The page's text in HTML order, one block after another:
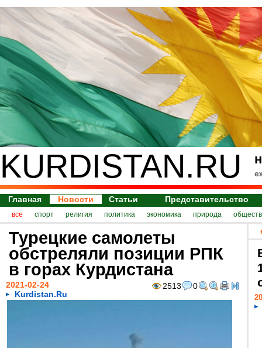
KURDISTAN.RU
Главная Новости Статьи Представительство
все спорт религия политика экономика природа
Турецкие самолеты
обстреляли позиции РПК
в горах Курдистана
2513 0
2021-02-24
Kurdistan.Ru